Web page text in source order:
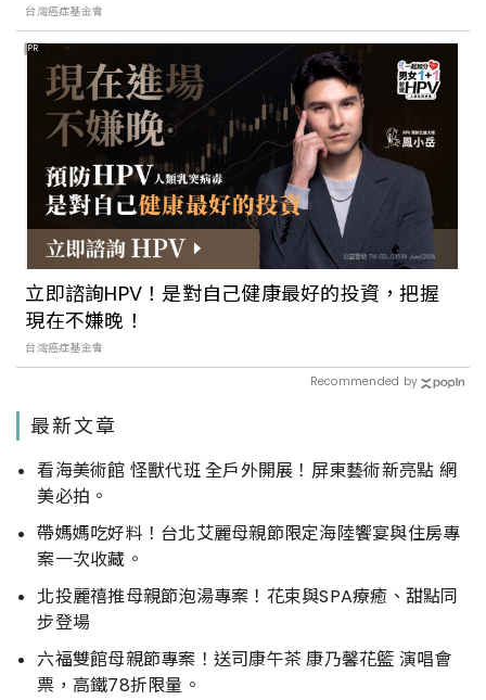
台灣癌症基金會
PR
立即諮詢HPV！是對自己健康最好的投資，把握
現在不嫌晚！
台灣癌症基金會
Recommended by
最新文章
看海美術館 怪獸代班 全戶外開展！屏東藝術新亮點 網
美必拍。
帶媽媽吃好料！台北艾麗母親節限定海陸饗宴與住房專
案一次收藏。
北投麗禧推母親節泡湯專案！花束與SPA療癒、甜點同
步登場
六福雙館母親節專案！送司康午茶 康乃馨花籃 演唱會
票，高鐵78折限量。